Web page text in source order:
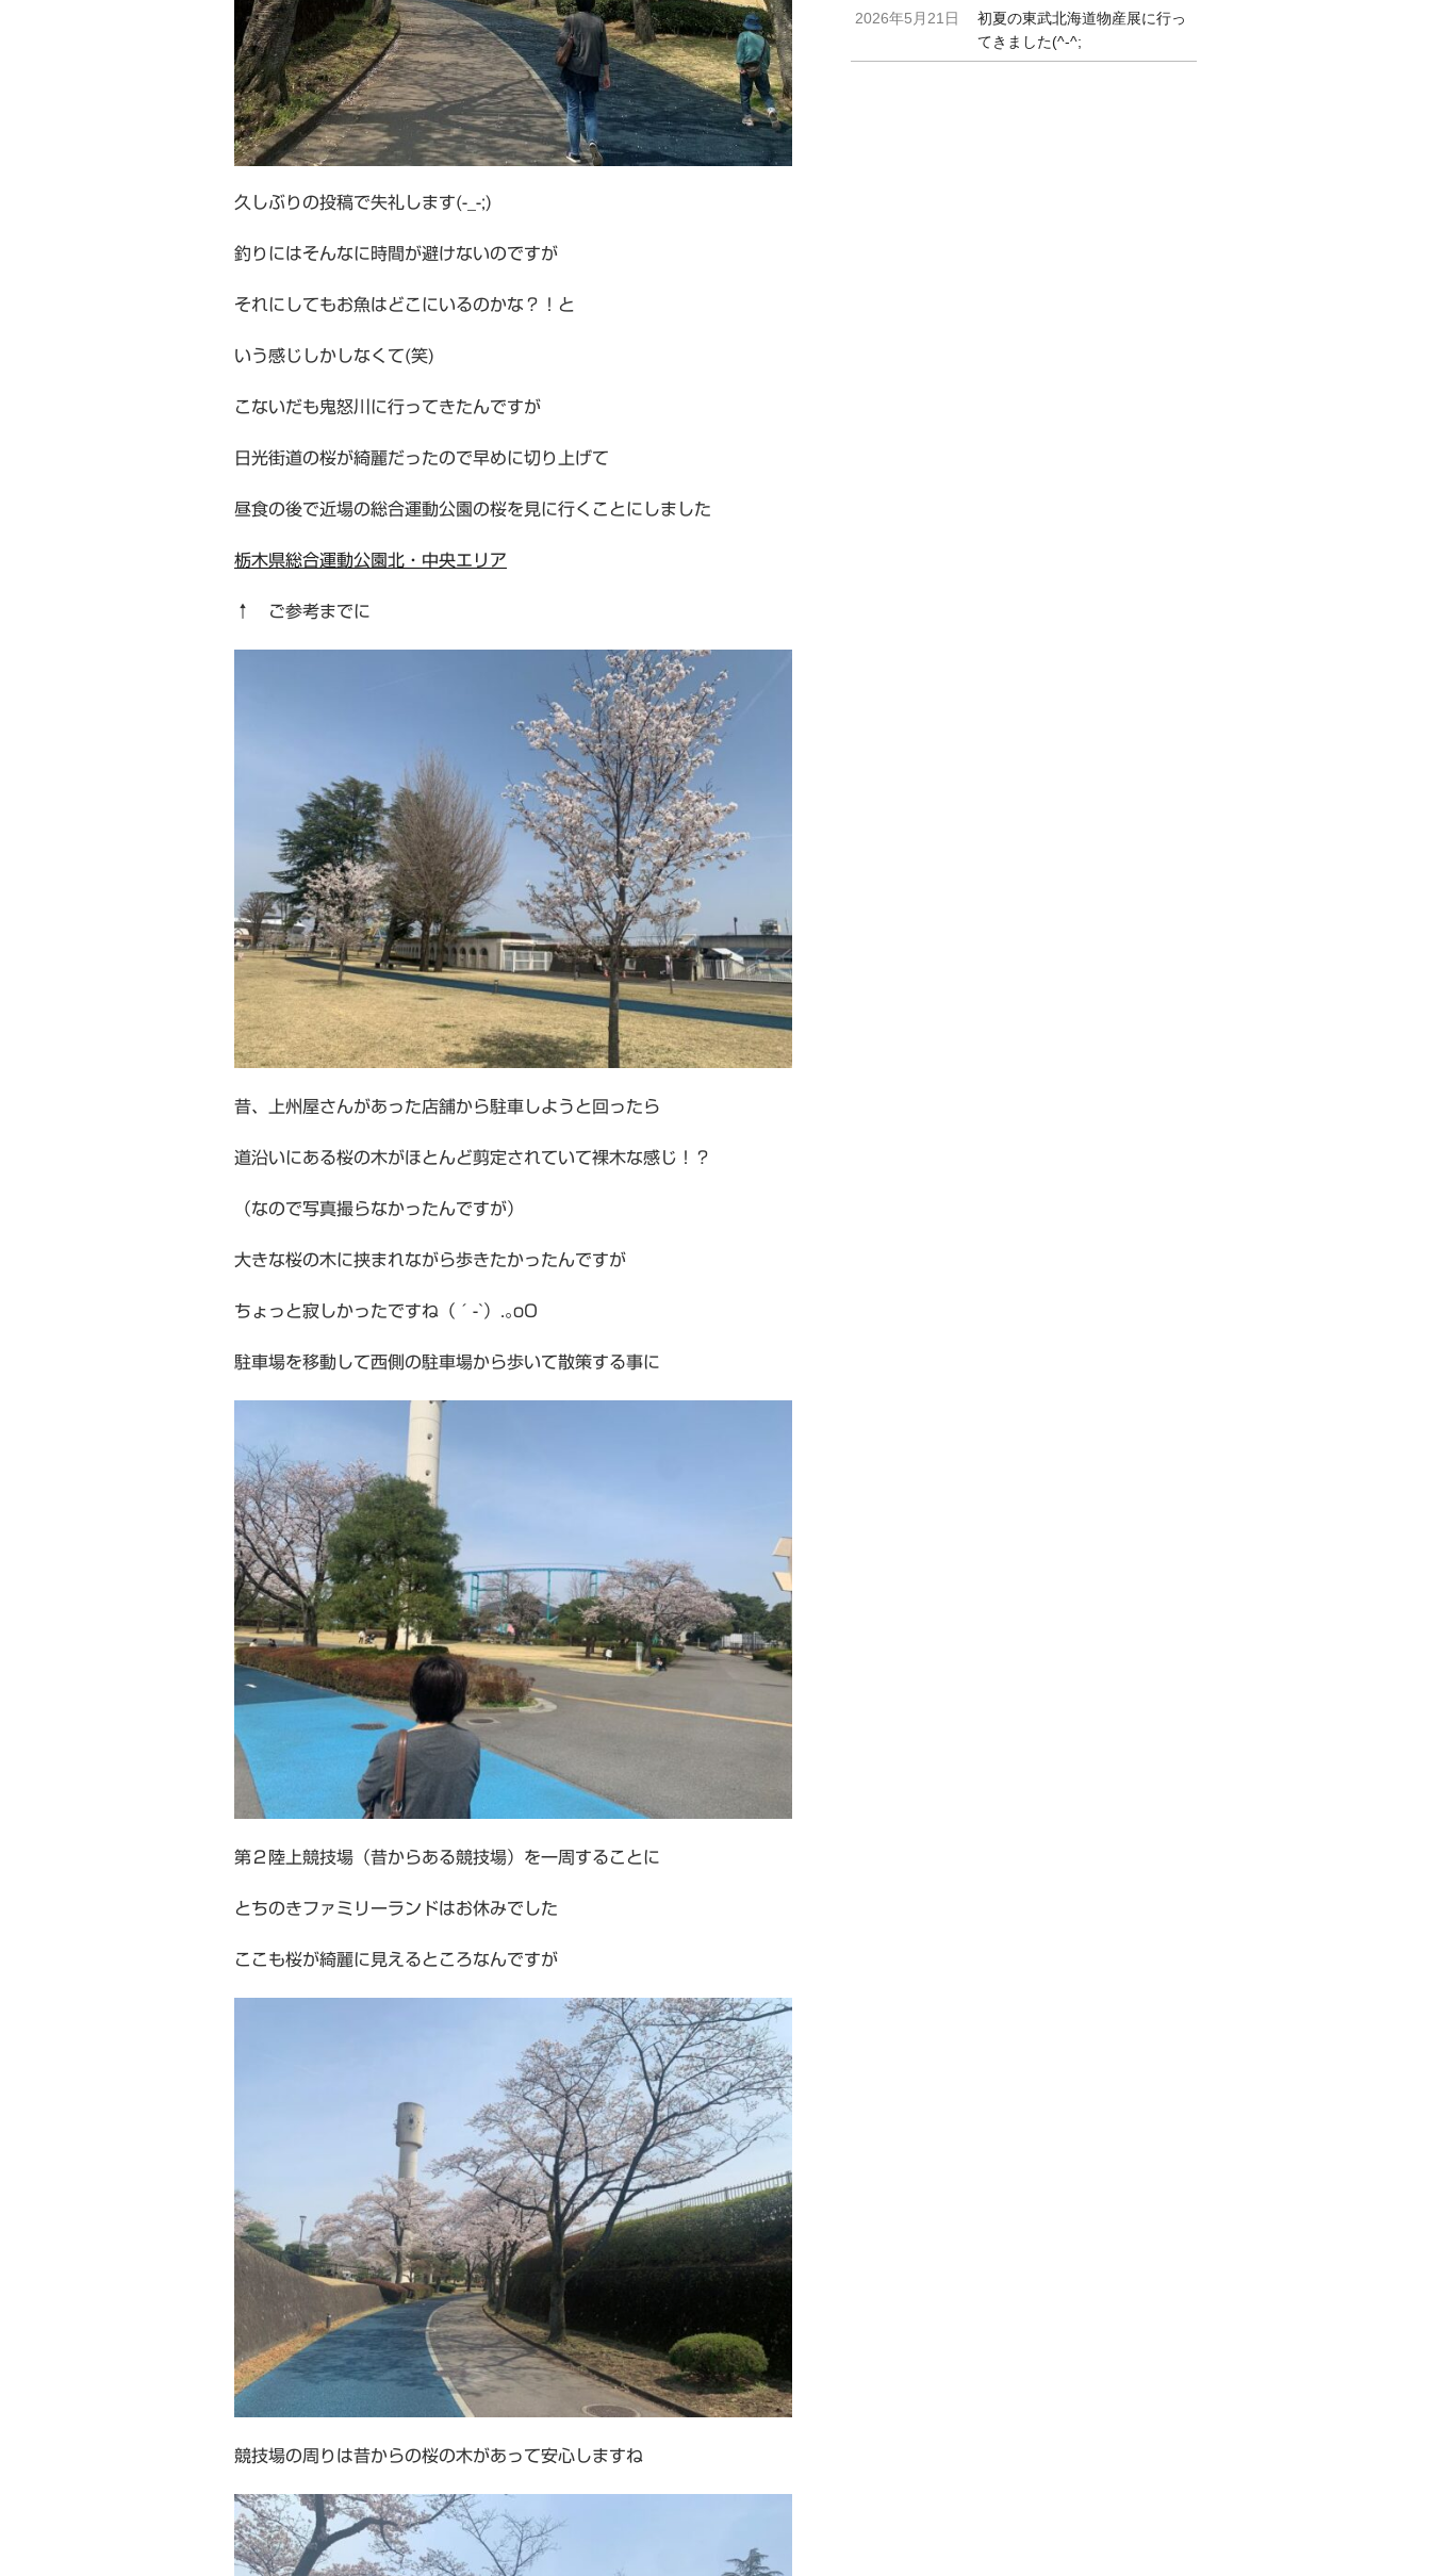
久しぶりの投稿で失礼します(-_-;)
釣りにはそんなに時間が避けないのですが
それにしてもお魚はどこにいるのかな？！と
いう感じしかしなくて(笑)
こないだも鬼怒川に行ってきたんですが
日光街道の桜が綺麗だったので早めに切り上げて
昼食の後で近場の総合運動公園の桜を見に行くことにしました
栃木県総合運動公園北・中央エリア
↑ ご参考までに
昔、上州屋さんがあった店舗から駐車しようと回ったら
道沿いにある桜の木がほとんど剪定されていて裸木な感じ！？
（なので写真撮らなかったんですが）
大きな桜の木に挟まれながら歩きたかったんですが
ちょっと寂しかったですね（´-`）.｡oO
駐車場を移動して西側の駐車場から歩いて散策する事に
第２陸上競技場（昔からある競技場）を一周することに
とちのきファミリーランドはお休みでした
ここも桜が綺麗に見えるところなんですが
競技場の周りは昔からの桜の木があって安心しますね
2026年5月21日
初夏の東武北海道物産展に行っ
てきました(^-^;